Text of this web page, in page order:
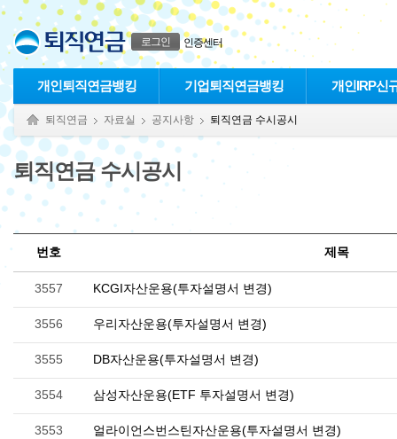
본문으로 바로가기
푸터 바로가기
로그인 인증센터
개인퇴직연금뱅킹 기업퇴직연금뱅킹 개인IRP신
퇴직연금 자료실 공지사항 퇴직연금 수시공시
퇴직연금 수시공시
번호 제목
3557 KCGI자산운용(투자설명서 변경)
3556 우리자산운용(투자설명서 변경)
3555 DB자산운용(투자설명서 변경)
3554 삼성자산운용(ETF 투자설명서 변경)
3553 얼라이언스번스틴자산운용(투자설명서 변경)